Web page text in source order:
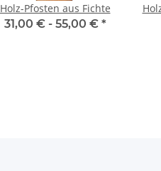
Holz-Pfosten aus Fichte
31,00 € - 55,00 € *